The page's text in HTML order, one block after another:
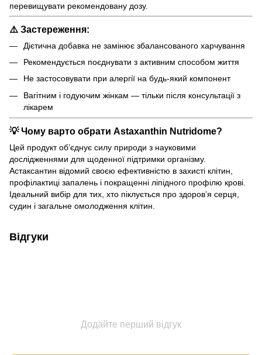
перевищувати рекомендовану дозу.
⚠️ Застереження:
Дієтична добавка не замінює збалансованого харчування
Рекомендується поєднувати з активним способом життя
Не застосовувати при алергії на будь-який компонент
Вагітним і годуючим жінкам — тільки після консультації з
лікарем
💡Чому варто обрати Astaxanthin Nutridome?
Цей продукт об’єднує силу природи з науковими
дослідженнями для щоденної підтримки організму.
Астаксантин відомий своєю ефективністю в захисті клітин,
профілактиці запалень і покращенні ліпідного профілю крові.
Ідеальний вибір для тих, хто піклується про здоров’я серця,
судин і загальне омолодження клітин.
Відгуки
Додайте перший відгук